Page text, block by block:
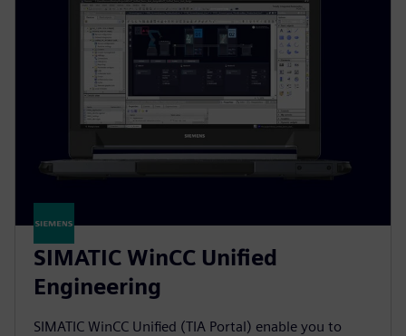
SIMATIC WinCC Unified
Engineering
SIMATIC WinCC Unified (TIA Portal) enable you to